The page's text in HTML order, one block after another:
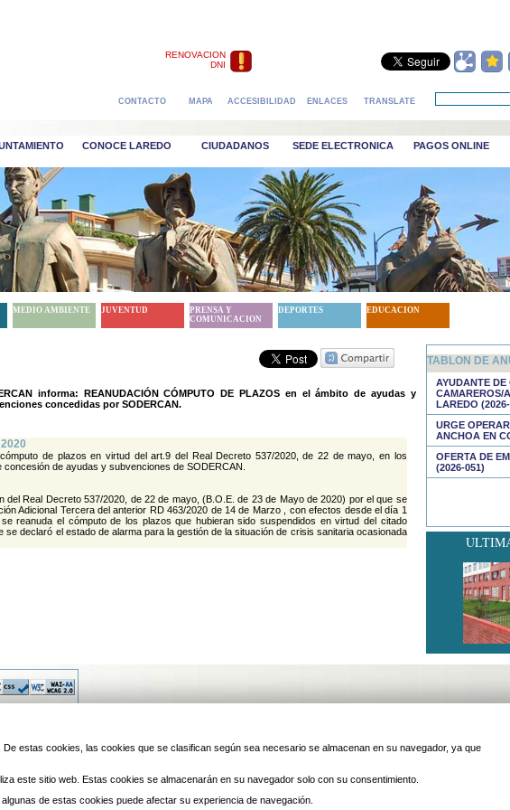
RENOVACION
DNI
CONTACTO MAPA ACCESIBILIDAD ENLACES TRANSLATE
CONOCE LAREDO CIUDADANOS SEDE ELECTRONICA PAGOS ONLINE
MEDIO AMBIENTE JUVENTUD
PRENSA Y
COMUNICACION
DEPORTES EDUCACION
informa: REANUDACIÓN CÓMPUTO DE PLAZOS en el ámbito de ayudas y
concedidas por SODERCAN.
de plazos en virtud del art.9 del Real Decreto 537/2020, de 22 de mayo, en los
concesión de ayudas y subvenciones de SODERCAN.
del Real Decreto 537/2020, de 22 de mayo, (B.O.E. de 23 de Mayo de 2020) por el que se
Adicional Tercera del anterior RD 463/2020 de 14 de Marzo , con efectos desde el día 1
reanuda el cómputo de los plazos que hubieran sido suspendidos en virtud del citado
se declaró el estado de alarma para la gestión de la situación de crisis sanitaria ocasionada
TABLON DE
AYUDANTE DE
CAMAREROS/
LAREDO
URGE
ANCHOA EN
OFERTA DE
(2026-051)
estas cookies, las cookies que se clasifican según sea necesario se almacenan en su navegador, ya que
este sitio web. Estas cookies se almacenarán en su navegador solo con su consentimiento.
de estas cookies puede afectar su experiencia de navegación.